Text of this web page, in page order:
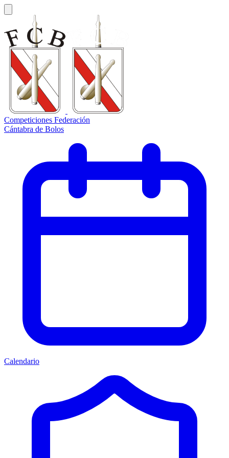
Competiciones Federación
Cántabra de Bolos
Calendario